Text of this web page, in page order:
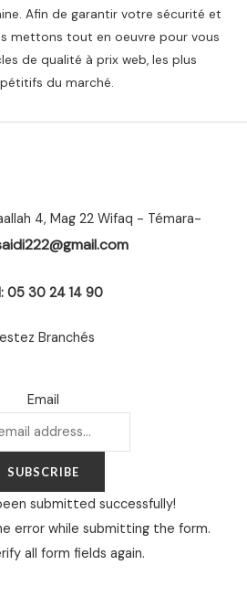
Afin de garantir votre sécurité et
mettons tout en oeuvre pour vous
de qualité à prix web, les plus
du marché.
4, Mag 22 Wifaq - Témara-
05 30 24 14 90
Branchés
Email
SUBSCRIBE
submitted successfully!
error while submitting the form.
all form fields again.